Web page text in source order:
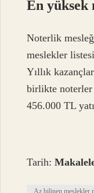
En yüksek
Noterlik
meslekler
Yıllık
birlikte noterler
456.000 TL
Tarih: